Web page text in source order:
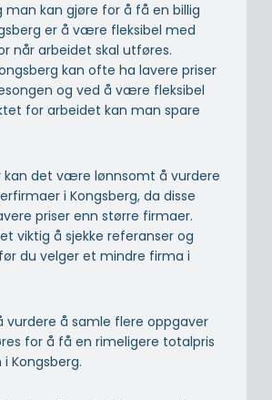
man kan gjøre for å få en billig
er å være fleksibel med
når arbeidet skal utføres.
kan ofte ha lavere priser
og ved å være fleksibel
for arbeidet kan man spare
kan det være lønnsomt å vurdere
i Kongsberg, da disse
priser enn større firmaer.
viktig å sjekke referanser og
du velger et mindre firma i
vurdere å samle flere oppgaver
for å få en rimeligere totalpris
Kongsberg.